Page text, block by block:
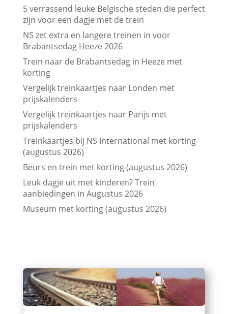
5 verrassend leuke Belgische steden die perfect
zijn voor een dagje met de trein
NS zet extra en langere treinen in voor
Brabantsedag Heeze 2026
Trein naar de Brabantsedag in Heeze met
korting
Vergelijk treinkaartjes naar Londen met
prijskalenders
Vergelijk treinkaartjes naar Parijs met
prijskalenders
Treinkaartjes bij NS International met korting
(augustus 2026)
Beurs en trein met korting (augustus 2026)
Leuk dagje uit met kinderen? Trein
aanbiedingen in Augustus 2026
Museum met korting (augustus 2026)